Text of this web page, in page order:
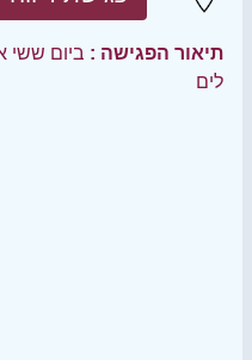
תיאור הפגישה : ביום ששי
לים